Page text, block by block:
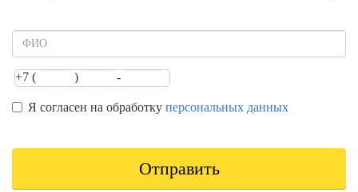
Имя
+7 (
part
)
part
-
part
Я согласен на обработку персональных данных
Отправить